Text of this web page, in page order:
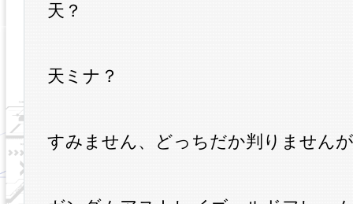
天？
天ミナ？
すみません、どっちだか判りません